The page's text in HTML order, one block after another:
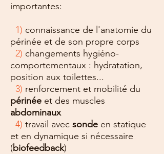
importantes:
1) connaissance de l'anatomie du
périnée et de son propre corps
2) changements hygiéno-
comportementaux : hydratation,
position aux toilettes...
3) renforcement et mobilité du
périnée et des muscles
abdominaux
4) travail avec sonde en statique
et en dynamique si nécessaire
(biofeedback)